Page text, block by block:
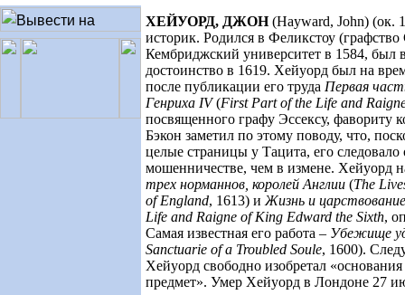
ХЕЙУОРД, ДЖОН (Hayward, John) (ок.
историк. Родился в Феликстоу
Кембриджский университет в 1584, был
достоинство в 1619. Хейуорд был на
после публикации его труда Первая
Генриха IV(First Part of the Life and
посвященного графу Эссексу, фавориту
Бэкон заметил по этому поводу, что,
целые страницы у Тацита, его следовало
мошенничестве, чем в измене. Хейуорд
трех норманнов, королей Англии (The
of England, 1613) и Жизнь и
Life and Raigne of King Edward the Sixth,
Самая известная его работа – Убежище
Sanctuarie of a Troubled Soule, 1600).
Хейуорд свободно изобретал
предмет». Умер Хейуорд в Лондоне 27